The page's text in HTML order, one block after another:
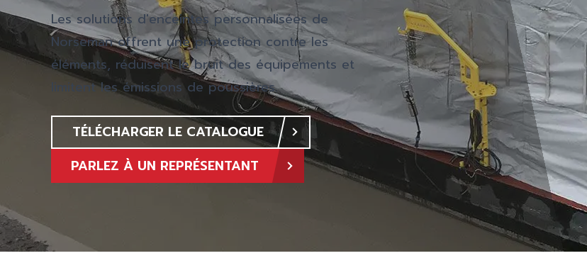
Les solutions d'enceintes personnalisées de
Norseman offrent une protection contre les
éléments, réduisent le bruit des équipements et
limitent les émissions de poussières.
TÉLÉCHARGER LE CATALOGUE
PARLEZ À UN REPRÉSENTANT